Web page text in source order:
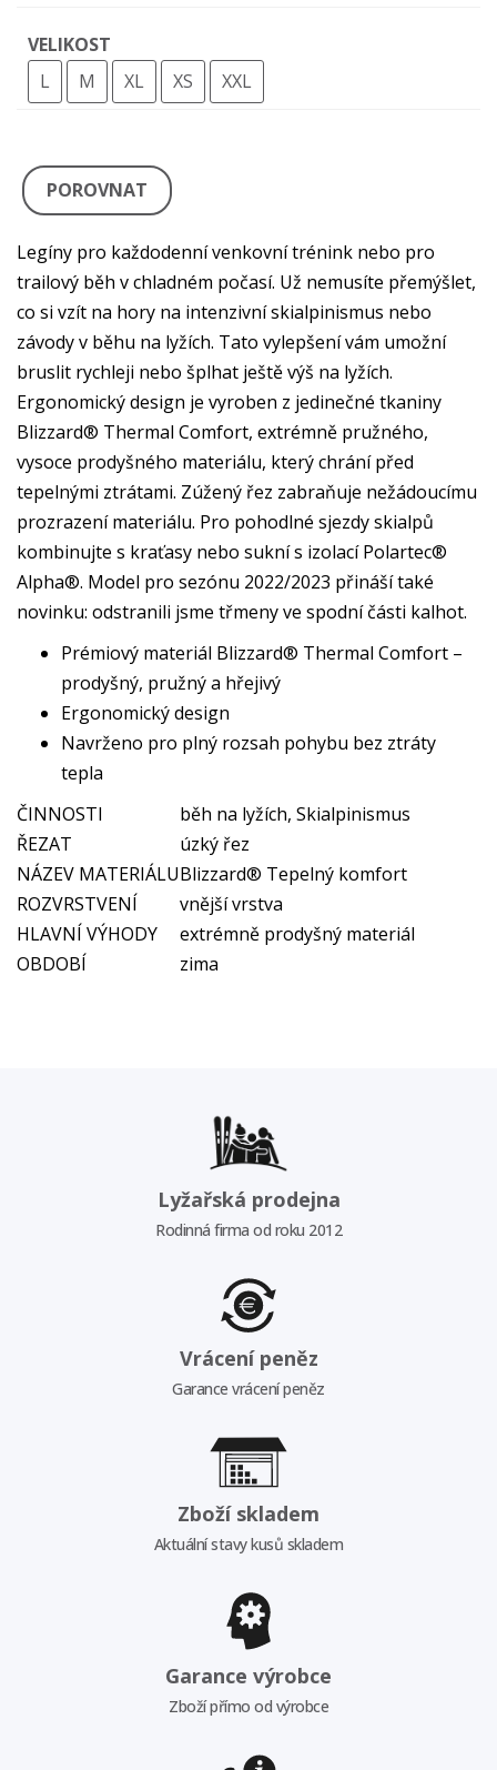
VELIKOST
L
M XL XS XXL
POROVNAT
Legíny pro každodenní venkovní trénink nebo pro
trailový běh v chladném počasí. Už nemusíte přemýšlet,
co si vzít na hory na intenzivní skialpinismus nebo
závody v běhu na lyžích. Tato vylepšení vám umožní
bruslit rychleji nebo šplhat ještě výš na lyžích.
Ergonomický design je vyroben z jedinečné tkaniny
Blizzard® Thermal Comfort, extrémně pružného,
vysoce prodyšného materiálu, který chrání před
tepelnými ztrátami. Zúžený řez zabraňuje nežádoucímu
prozrazení materiálu. Pro pohodlné sjezdy skialpů
kombinujte s kraťasy nebo sukní s izolací Polartec®
Alpha®. Model pro sezónu 2022/2023 přináší také
novinku: odstranili jsme třmeny ve spodní části kalhot.
Prémiový materiál Blizzard® Thermal Comfort –
prodyšný, pružný a hřejivý
Ergonomický design
Navrženo pro plný rozsah pohybu bez ztráty
tepla
ČINNOSTI
běh na lyžích, Skialpinismus
ŘEZAT
úzký řez
NÁZEV MATERIÁLUBlizzard® Tepelný komfort
ROZVRSTVENÍ
vnější vrstva
HLAVNÍ VÝHODY
extrémně prodyšný materiál
OBDOBÍ
zima
Lyžařská prodejna
Rodinná firma od roku 2012
Vrácení peněz
Garance vrácení peněz
Zboží skladem
Aktuální stavy kusů skladem
Garance výrobce
Zboží přímo od výrobce